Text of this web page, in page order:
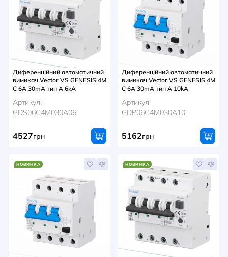
НОВИНИ
КОНТАКТИ
СИСТЕМИ ШИНОПРОВОДІВ ТА СТРУМОПРОВОДІВ
Диференційний автоматичний
вимикач Vector VS GENESIS 4M
C 6A 30mA тип A 6kA
Артикул:
GDS06C4M030A06
4527грн
Диференційний автоматичний
вимикач Vector VS GENESIS 4M
C 6A 30mA тип A 10kA
Артикул:
GDP06C4M030A10
5162грн
НОВИНКА НОВИНКА